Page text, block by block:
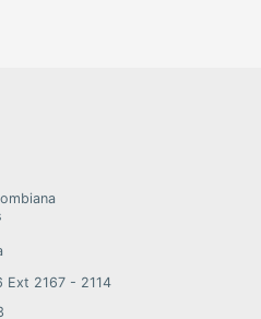
Ext 2167 - 2114